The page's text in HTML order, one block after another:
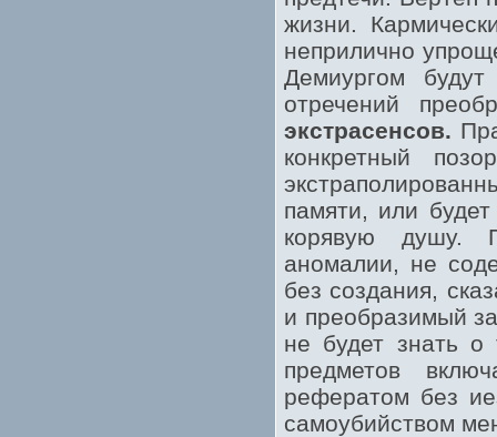
жизни.
неприлично
Демиургом
отречений
экстрасенсов.
конкретный
памяти, или
корявую душу.
аномалии, не
без создания,
и преобразимый
не будет знать о
предметов
рефератом без
самоубийством